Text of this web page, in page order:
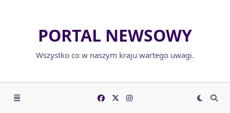
PORTAL NEWSOWY
Wszystko co w naszym kraju wartego uwagi.